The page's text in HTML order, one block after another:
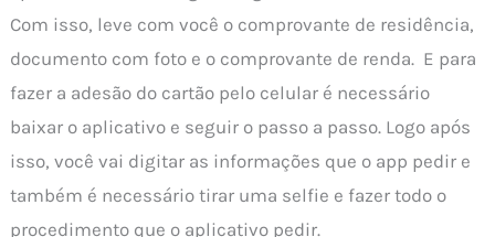
Com isso, leve com você o comprovante de residência,
documento com foto e o comprovante de renda. E para
fazer a adesão do cartão pelo celular é necessário
baixar o aplicativo e seguir o passo a passo. Logo após
isso, você vai digitar as informações que o app pedir e
também é necessário tirar uma selfie e fazer todo o
procedimento que o aplicativo pedir.